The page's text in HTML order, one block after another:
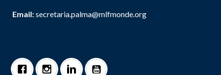
Email:secretaria.palma@mlfmonde.org